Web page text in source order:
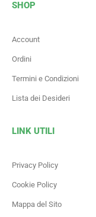
SHOP
Account
Ordini
Termini e Condizioni
Lista dei Desideri
LINK UTILI
Privacy Policy
Cookie Policy
Mappa del Sito